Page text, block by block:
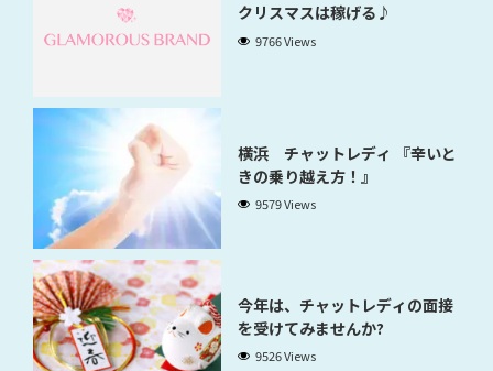
クリスマスは稼げる♪
9766 Views
横浜 チャットレディ 『辛いと
きの乗り越え方！』
9579 Views
今年は、チャットレディの面接
を受けてみませんか?
9526 Views